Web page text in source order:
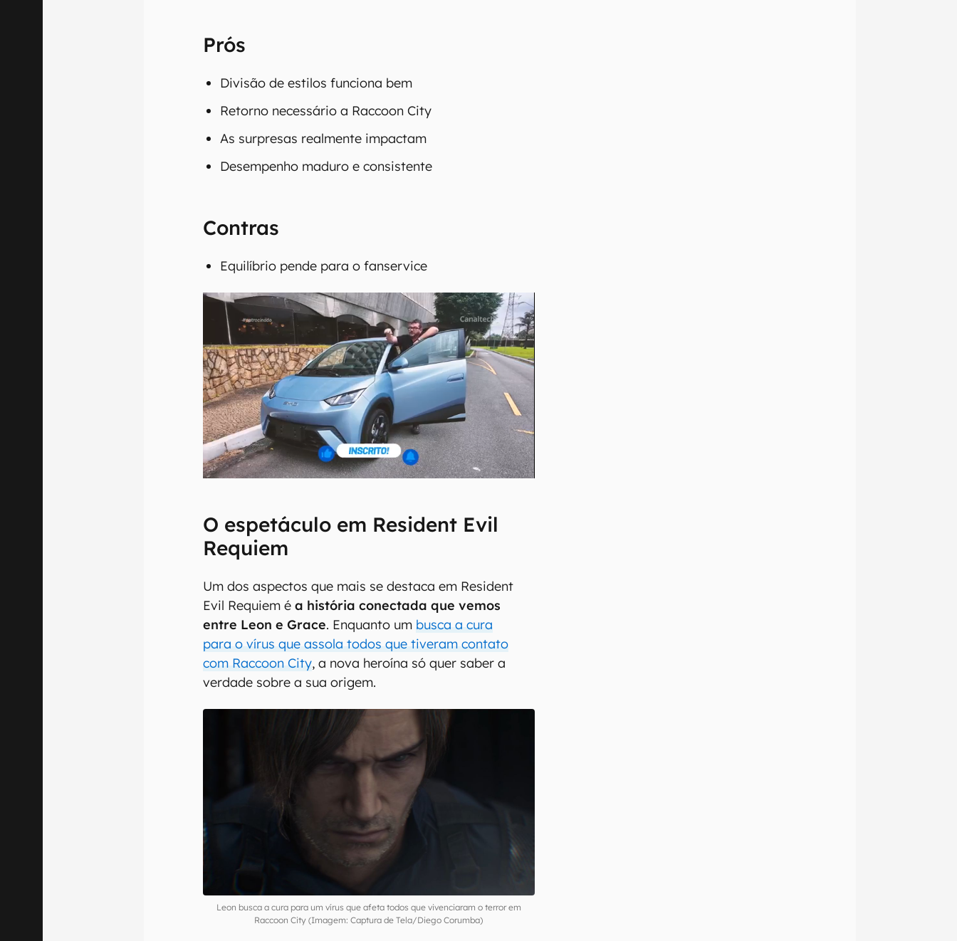
Prós
Divisão de estilos funciona bem
Retorno necessário a Raccoon City
As surpresas realmente impactam
Desempenho maduro e consistente
Contras
Equilíbrio pende para o fanservice
O espetáculo em Resident Evil
Requiem
Um dos aspectos que mais se destaca em Resident
Evil Requiem éa história conectada que vemos
entre Leon e Grace. Enquanto um busca a cura
para o vírus que assola todos que tiveram contato
com Raccoon City, a nova heroína só quer saber a
verdade sobre a sua origem.
Leon busca a cura para um vírus que afeta todos que vivenciaram o terror em
Raccoon City (Imagem: Captura de Tela/Diego Corumba)